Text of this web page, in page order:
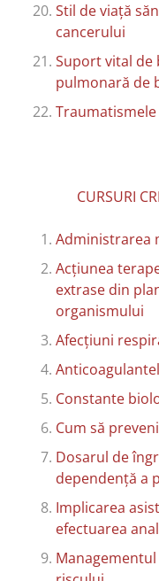
Stil de viață
cancerului
Suport vital de
pulmonară de
CURSURI
Administrarea
Acțiunea
extrase din
organismului
Afecțiuni
Constante
Cum să
Dosarul de
dependență a
Implicarea
efectuarea